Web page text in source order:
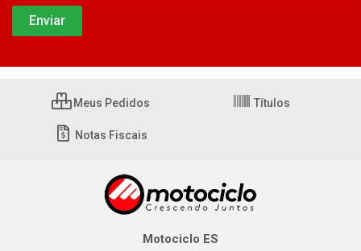
Meus Pedidos Títulos
Notas Fiscais
Motociclo ES